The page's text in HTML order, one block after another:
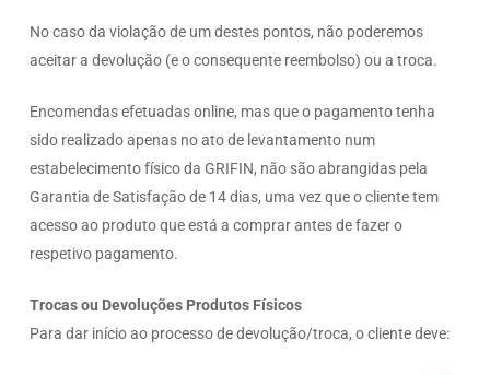
No caso da violação de um destes pontos, não poderemos
aceitar a devolução (e o consequente reembolso) ou a troca.
Encomendas efetuadas online, mas que o pagamento tenha
sido realizado apenas no ato de levantamento num
estabelecimento físico da GRIFIN, não são abrangidas pela
Garantia de Satisfação de 14 dias, uma vez que o cliente tem
acesso ao produto que está a comprar antes de fazer o
respetivo pagamento.
Trocas ou Devoluções Produtos Físicos
Para dar início ao processo de devolução/troca, o cliente deve: